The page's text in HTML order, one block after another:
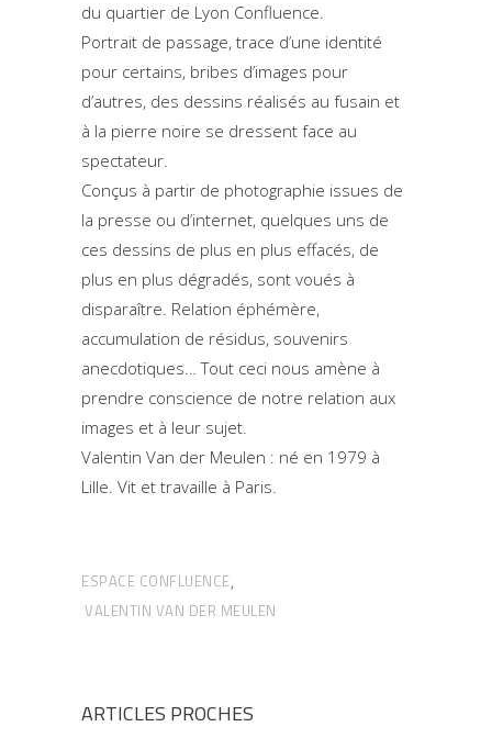
du quartier de Lyon Confluence.
Portrait de passage, trace d’une identité
pour certains, bribes d’images pour
d’autres, des dessins réalisés au fusain et
à la pierre noire se dressent face au
spectateur.
Conçus à partir de photographie issues de
la presse ou d’internet, quelques uns de
ces dessins de plus en plus effacés, de
plus en plus dégradés, sont voués à
disparaître. Relation éphémère,
accumulation de résidus, souvenirs
anecdotiques… Tout ceci nous amène à
prendre conscience de notre relation aux
images et à leur sujet.
Valentin Van der Meulen : né en 1979 à
Lille. Vit et travaille à Paris.
ESPACE CONFLUENCE,
VALENTIN VAN DER MEULEN
ARTICLES PROCHES